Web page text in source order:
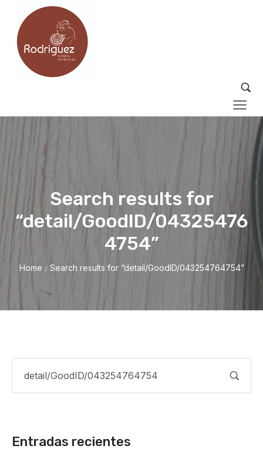
Search results for
“detail/GoodID/04325476
4754”
Home / Search results for “detail/GoodID/043254764754”
Entradas recientes